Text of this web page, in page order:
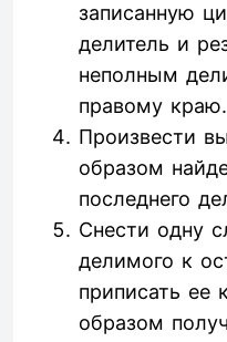
записанную
делитель и
неполным
правому краю.
Произвести
образом
последнего
Снести одну
делимого к
приписать ее
образом